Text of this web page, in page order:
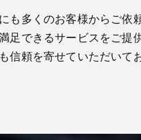
も多くのお客様からご依
できるサービスをご提
信頼を寄せていただいて